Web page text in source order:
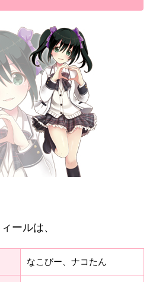
ールは、
なこびー、ナコたん